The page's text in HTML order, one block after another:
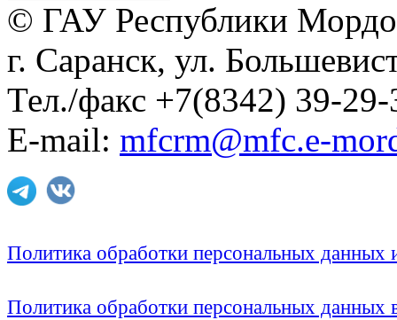
© ГАУ Республики
г. Саранск, ул.
Тел./факс +7(8342) 39-29-
E-mail: mfcrm@mfc.e-
Политика обработки персональных
Политика обработки персональных